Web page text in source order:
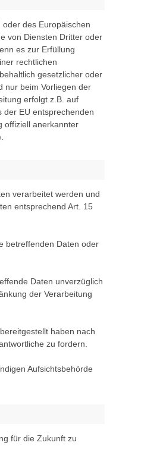
des Europäischen
von Diensten Dritter oder
es zur Erfüllung
rechtlichen
gesetzlicher oder
nur beim Vorliegen der
erfolgt z.B. auf
der EU entsprechenden
offiziell anerkannter
verarbeitet werden und
entsprechend Art. 15
betreffenden Daten oder
Daten unverzüglich
der Verarbeitung
haben nach
zu fordern.
Aufsichtsbehörde
für die Zukunft zu